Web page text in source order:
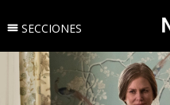
SECCIONES